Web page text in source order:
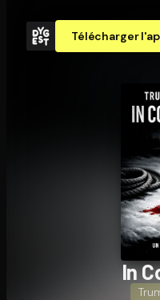
Télécharger
In